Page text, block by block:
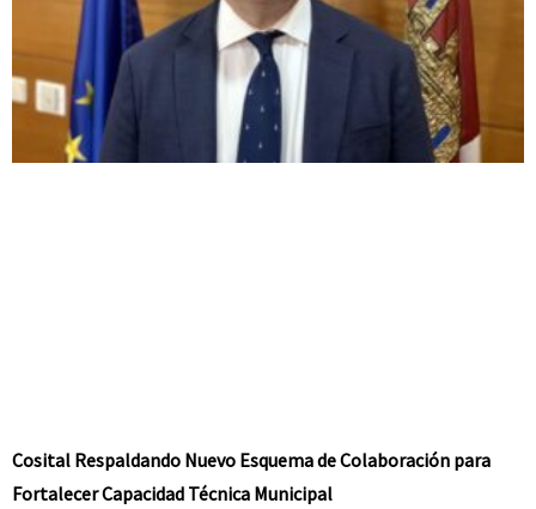
Cosital Respaldando Nuevo Esquema de Colaboración para
Fortalecer Capacidad Técnica Municipal